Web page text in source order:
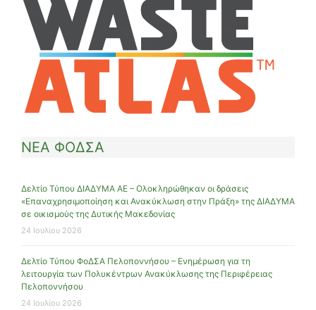
ΝΕΑ ΦΟΔΣΑ
Δελτίο Τύπου ΔΙΑΔΥΜΑ ΑΕ – Ολοκληρώθηκαν οι δράσεις
«Επαναχρησιμοποίηση και Ανακύκλωση στην Πράξη» της ΔΙΑΔΥΜΑ
σε οικισμούς της Δυτικής Μακεδονίας
24 Ιουλίου 2026
Δελτίο Τύπου ΦοΔΣΑ Πελοποννήσου – Ενημέρωση για τη
λειτουργία των Πολυκέντρων Ανακύκλωσης της Περιφέρειας
Πελοποννήσου
24 Ιουλίου 2026